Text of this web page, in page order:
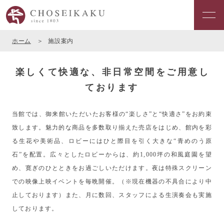
ホーム 施設案内
楽しくて快適な、非日常空間をご用意し
ております
当館では、御来館いただいたお客様の“楽しさ”と“快適さ”をお約束
致します。 魅力的な商品を多数取り揃えた売店をはじめ、館内を彩
る生花や美術品、
ロビーにはひと際目を引く大きな“青めのう原
石”を配置。 広々としたロビーからは、約1,000坪の和風庭園を望
め、寛ぎのひとときをお過ごしいただけます。夜は特殊スクリーン
での映像上映イベントを毎晩開催。（※現在機器の不具合により中
止しております）
また、月に数回、スタッフによる生演奏会も実施
しております。